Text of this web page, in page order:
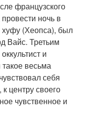
французского
ночь в
хуфу (Хеопса), был
Вайс. Третьим
и
весьма
себя
центру своего
чувственное и